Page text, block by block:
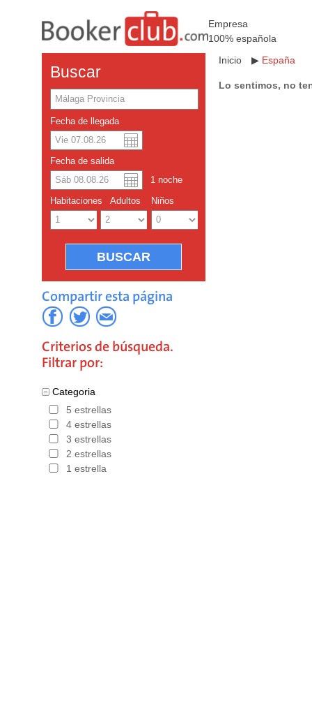
Empresa
100% española
Buscar
Fecha de llegada
Fecha de salida
1 noche
Habitaciones Adultos Niños
Compartir esta página
Criterios de búsqueda.
Filtrar por:
Categoria
5 estrellas
4 estrellas
3 estrellas
2 estrellas
1 estrella
Inicio ▶ España
Lo sentimos, no